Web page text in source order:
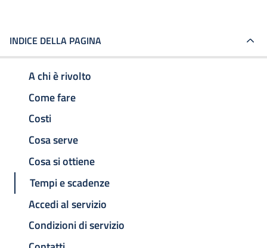
INDICE DELLA PAGINA
A chi è rivolto
Come fare
Costi
Cosa serve
Cosa si ottiene
Tempi e scadenze
Accedi al servizio
Condizioni di servizio